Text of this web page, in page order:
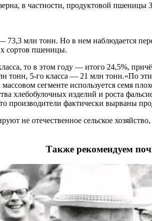
в частности, продуктовой пшеницы
млн тонн. Но в нем наблюдается
сортов пшеницы.
то в этом году — итого 24,5%,
тонн, 5-го класса — 21 млн тонн.«По
сегменте используется семя
хлебобулочных изделий и роста
производители фактически вырваны
не отечественное сельское
Также рекомендуем